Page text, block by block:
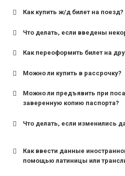
Как купить ж/д билет на поезд?
Что делать, если введены
Как переоформить билет на
Можно ли купить в рассрочку?
Можно ли предъявить при
заверенную копию паспорта?
Что делать, если изменились
Как ввести данные
помощью латиницы или